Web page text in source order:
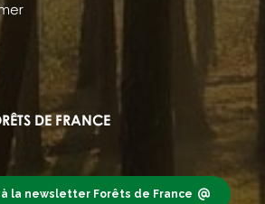
DE FRANCE
à la newsletter Forêts de France